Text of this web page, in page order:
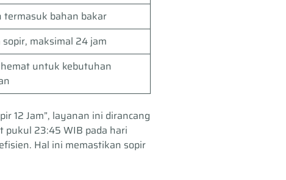
termasuk bahan bakar
sopir, maksimal 24 jam
untuk kebutuhan
12 Jam”, layanan ini dirancang
pukul 23:45 WIB pada hari
Hal ini memastikan sopir